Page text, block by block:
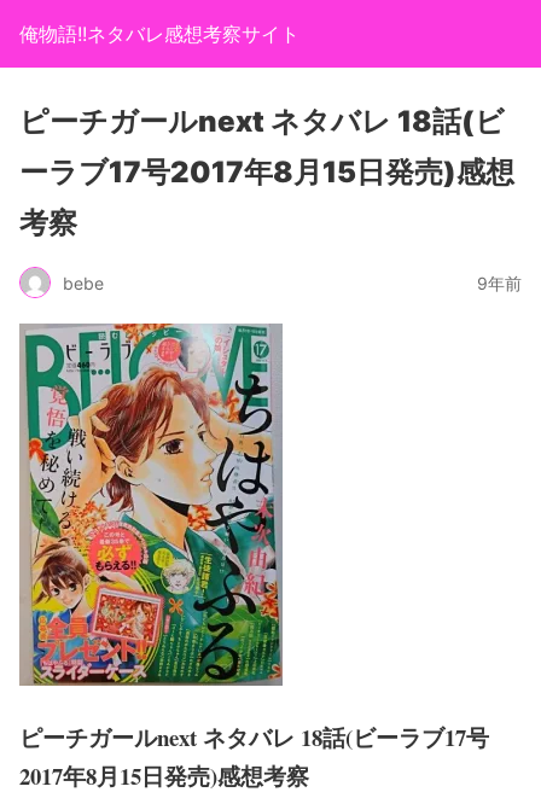
俺物語!!ネタバレ感想考察サイト
ピーチガールnext ネタバレ 18話(ビ
ーラブ17号2017年8月15日発売)感想
考察
bebe 9年前
ピーチガールnext ネタバレ 18話(ビーラブ17号
2017年8月15日発売)感想考察